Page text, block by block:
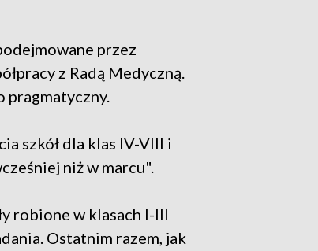
przez
z Radą Medyczną.
pragmatyczny.
szkół dla klas IV-VIII i
niż w marcu".
robione w klasach I-III
Ostatnim razem, jak